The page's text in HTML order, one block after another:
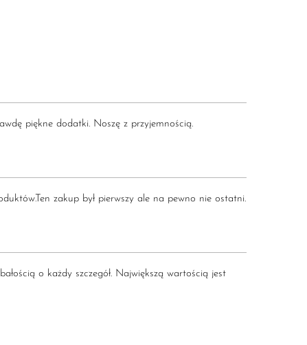
piękne dodatki. Noszę z przyjemnością.
zakup był pierwszy ale na pewno nie ostatni.
o każdy szczegół. Największą wartością jest